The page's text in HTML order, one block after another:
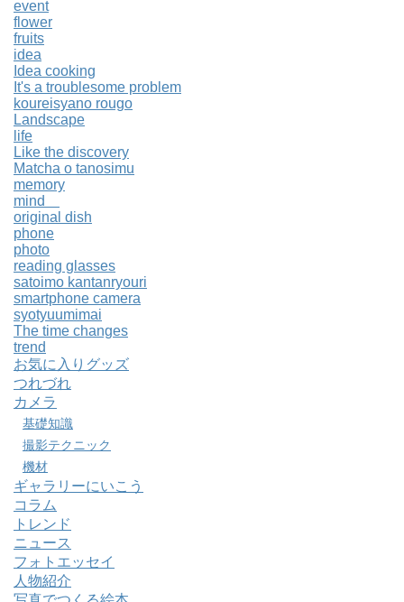
event
flower
fruits
idea
Idea cooking
It's a troublesome problem
koureisyano rougo
Landscape
life
Like the discovery
Matcha o tanosimu
memory
mind
original dish
phone
photo
reading glasses
satoimo kantanryouri
smartphone camera
syotyuumimai
The time changes
trend
お気に入りグッズ
つれづれ
カメラ
基礎知識
撮影テクニック
機材
ギャラリーにいこう
コラム
トレンド
ニュース
フォトエッセイ
人物紹介